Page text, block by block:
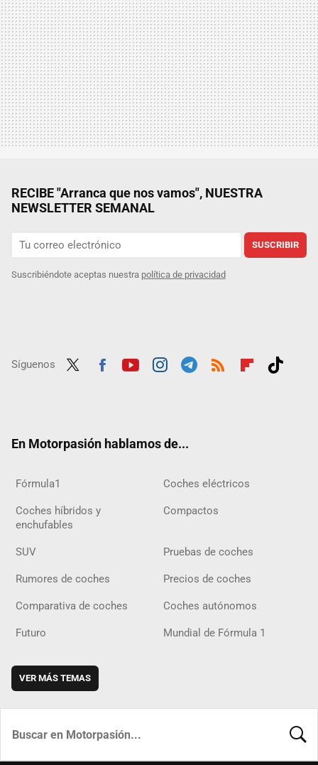
RECIBE "Arranca que nos vamos", NUESTRA
NEWSLETTER SEMANAL
SUSCRIBIR
Suscribiéndote aceptas nuestra política de privacidad
Síguenos
En Motorpasión hablamos de...
Fórmula1 Coches eléctricos
Coches híbridos y
enchufables
Compactos
SUV Pruebas de coches
Rumores de coches Precios de coches
Comparativa de coches Coches autónomos
Futuro Mundial de Fórmula 1
VER MÁS TEMAS